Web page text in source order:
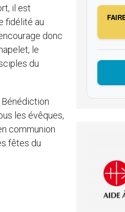
il est
fidélité au
donc
le
du
les évêques,
communion
fêtes du